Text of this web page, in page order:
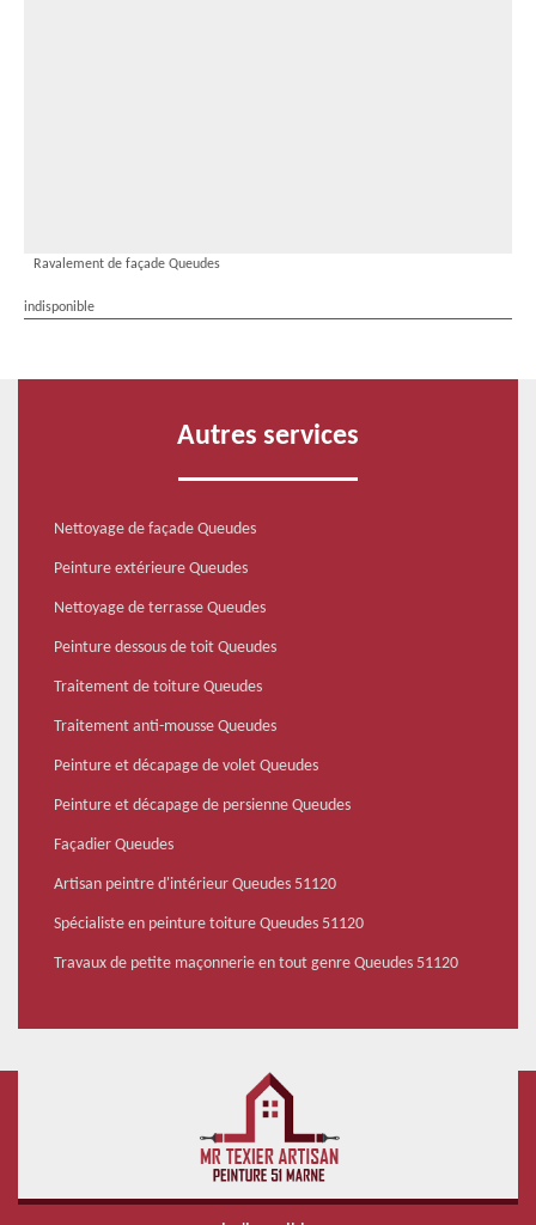
Ravalement de façade Queudes
indisponible
Autres services
Nettoyage de façade Queudes
Peinture extérieure Queudes
Nettoyage de terrasse Queudes
Peinture dessous de toit Queudes
Traitement de toiture Queudes
Traitement anti-mousse Queudes
Peinture et décapage de volet Queudes
Peinture et décapage de persienne Queudes
Façadier Queudes
Artisan peintre d'intérieur Queudes 51120
Spécialiste en peinture toiture Queudes 51120
Travaux de petite maçonnerie en tout genre Queudes 51120